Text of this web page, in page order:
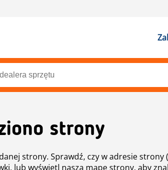
strony
strony. Sprawdź, czy w adresie strony
lub wyświetl naszą mapę strony, aby